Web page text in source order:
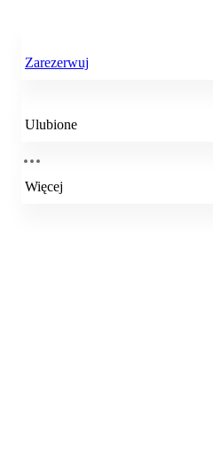
Zarezerwuj
Ulubione
Więcej